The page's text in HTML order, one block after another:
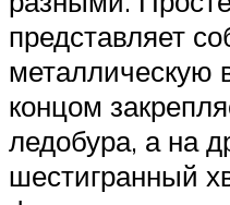
представляет
металлическую
концом
ледобура, а на
шестигранный